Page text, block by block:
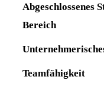
Abgeschlossenes
Bereich
Teamfähigkeit